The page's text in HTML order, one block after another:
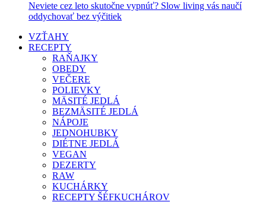
Neviete cez leto skutočne vypnúť? Slow living vás naučí
oddychovať bez výčitiek
VZŤAHY
RECEPTY
RAŇAJKY
OBEDY
VEČERE
POLIEVKY
MÄSITÉ JEDLÁ
BEZMÄSITÉ JEDLÁ
NÁPOJE
JEDNOHUBKY
DIÉTNE JEDLÁ
VEGAN
DEZERTY
RAW
KUCHÁRKY
RECEPTY ŠÉFKUCHÁROV